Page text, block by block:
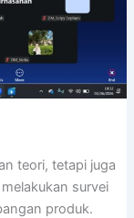
teori, tetapi juga
survei
produk.